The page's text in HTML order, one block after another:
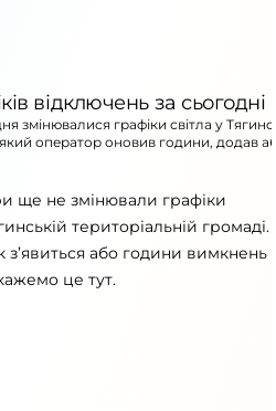
відключень за сьогодні
змінювалися графіки світла у
який оператор оновив години, додав
ще не змінювали графіки
територіальній громаді.
або години вимкнень
це тут.